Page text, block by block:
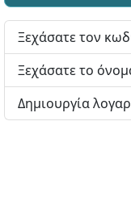
Ξεχάσατε τον
Ξεχάσατε το
Δημιουργία